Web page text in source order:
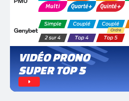
Genybet
VIDÉO PRONO
SUPER TOP 5